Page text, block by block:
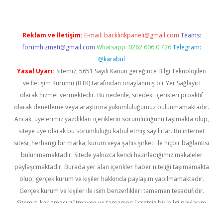
Reklam ve İletişim: E-mail: backlinkpaneli@gmail.com Teams:
forumhizmeti@gmail.com Whatsapp: 0262 606 0 726 Telegram:
@karabul
Yasal Uyarı: Sitemiz, 5651 Sayılı Kanun gereğince Bilgi Teknolojileri
ve İletişim Kurumu (BTK) tarafından onaylanmış bir Yer Sağlayıcı
olarak hizmet vermektedir. Bu nedenle, sitedeki içerikleri proaktif
olarak denetleme veya araştırma yükümlülüğümüz bulunmamaktadır.
Ancak, üyelerimiz yazdıkları içeriklerin sorumluluğunu taşımakta olup,
siteye üye olarak bu sorumluluğu kabul etmiş sayılırlar. Bu internet
sitesi, herhangi bir marka, kurum veya şahıs şirketi ile hiçbir bağlantısı
bulunmamaktadır. Sitede yalnızca kendi hazırladığımız makaleler
paylaşılmaktadır. Burada yer alan içerikler haber niteliği taşımamakta
olup, gerçek kurum ve kişiler hakkında paylaşım yapılmamaktadır.
Gerçek kurum ve kişiler ile isim benzerlikleri tamamen tesadüfidir.